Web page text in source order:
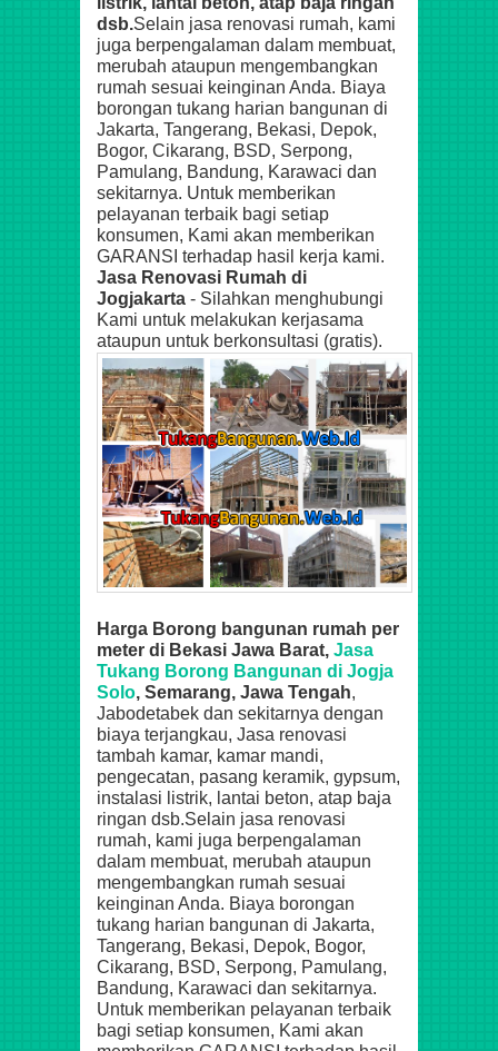
dsb.Selain jasa renovasi rumah, kami
juga berpengalaman dalam membuat,
merubah ataupun mengembangkan
rumah sesuai keinginan Anda. Biaya
borongan tukang harian bangunan di
Jakarta, Tangerang, Bekasi, Depok,
Bogor, Cikarang, BSD, Serpong,
Pamulang, Bandung, Karawaci dan
sekitarnya. Untuk memberikan
pelayanan terbaik bagi setiap
konsumen, Kami akan memberikan
GARANSI terhadap hasil kerja kami.
Jasa Renovasi Rumah di
Jogjakarta - Silahkan menghubungi
Kami untuk melakukan kerjasama
ataupun untuk berkonsultasi (gratis).
Harga Borong bangunan rumah per
meter di Bekasi Jawa Barat, Jasa
Tukang Borong Bangunan di Jogja
Solo, Semarang, Jawa Tengah,
Jabodetabek dan sekitarnya dengan
biaya terjangkau, Jasa renovasi
tambah kamar, kamar mandi,
pengecatan, pasang keramik, gypsum,
instalasi listrik, lantai beton, atap baja
ringan dsb.Selain jasa renovasi
rumah, kami juga berpengalaman
dalam membuat, merubah ataupun
mengembangkan rumah sesuai
keinginan Anda. Biaya borongan
tukang harian bangunan di Jakarta,
Tangerang, Bekasi, Depok, Bogor,
Cikarang, BSD, Serpong, Pamulang,
Bandung, Karawaci dan sekitarnya.
Untuk memberikan pelayanan terbaik
bagi setiap konsumen, Kami akan